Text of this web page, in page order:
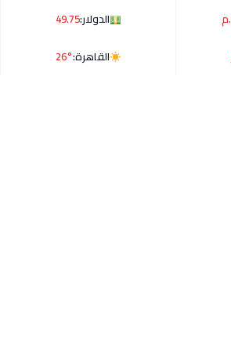
الدولار:49.75
القاهرة:26°